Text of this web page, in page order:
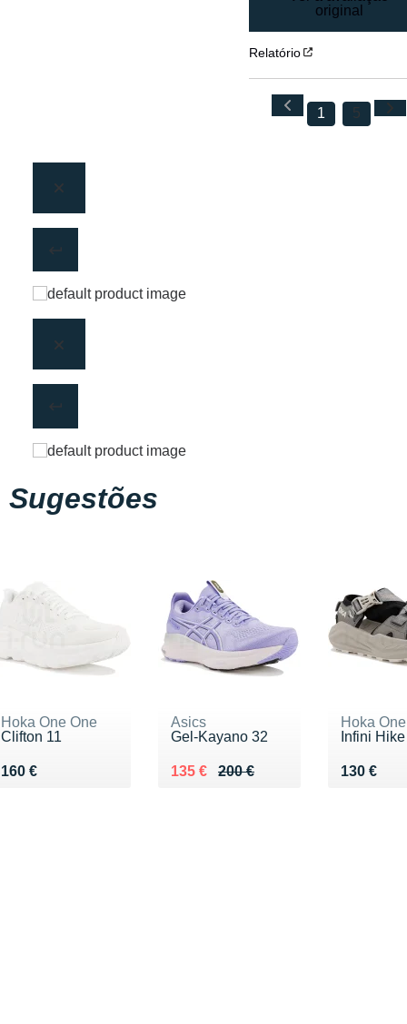
original
Relatório
1 5
Sugestões
Hoka One One
Clifton 11
160 €
Vendu 160 €
Asics
Gel-Kayano 32
200 €
Au lieu de 200 €
135 €
Vendu 135 €
Hoka
Infini
130 €
Vendu